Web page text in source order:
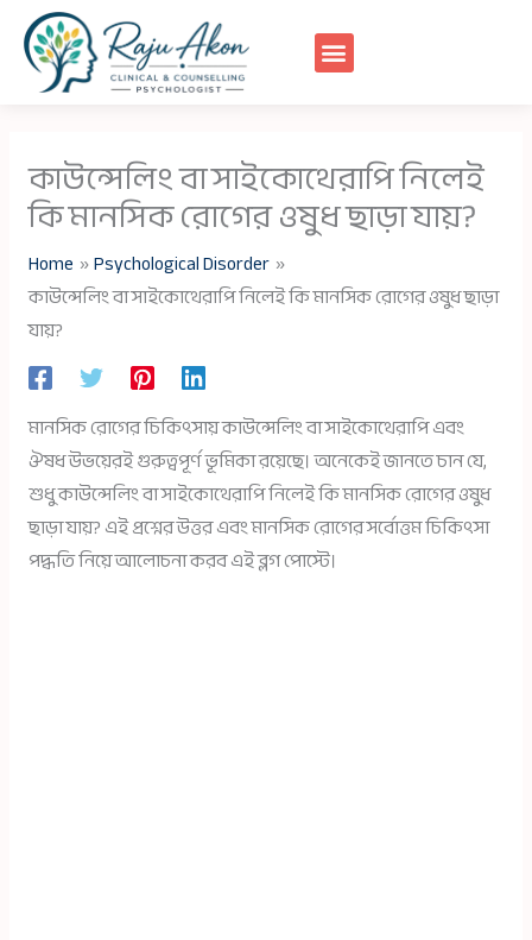
content
কাউন্সেলিং বা সাইকোথেরাপি নিলেই
কি মানসিক রোগের ওষুধ ছাড়া যায়?
Home
Psychological Disorder
কাউন্সেলিং বা সাইকোথেরাপি নিলেই কি মানসিক রোগের ওষুধ ছাড়া
যায়?
মানসিক রোগের চিকিৎসায় কাউন্সেলিং বা সাইকোথেরাপি এবং
ঔষধ উভয়েরই গুরুত্বপূর্ণ ভূমিকা রয়েছে। অনেকেই জানতে চান যে,
শুধু কাউন্সেলিং বা সাইকোথেরাপি নিলেই কি মানসিক রোগের ওষুধ
ছাড়া যায়? এই প্রশ্নের উত্তর এবং মানসিক রোগের সর্বোত্তম চিকিৎসা
পদ্ধতি নিয়ে আলোচনা করব এই ব্লগ পোস্টে।